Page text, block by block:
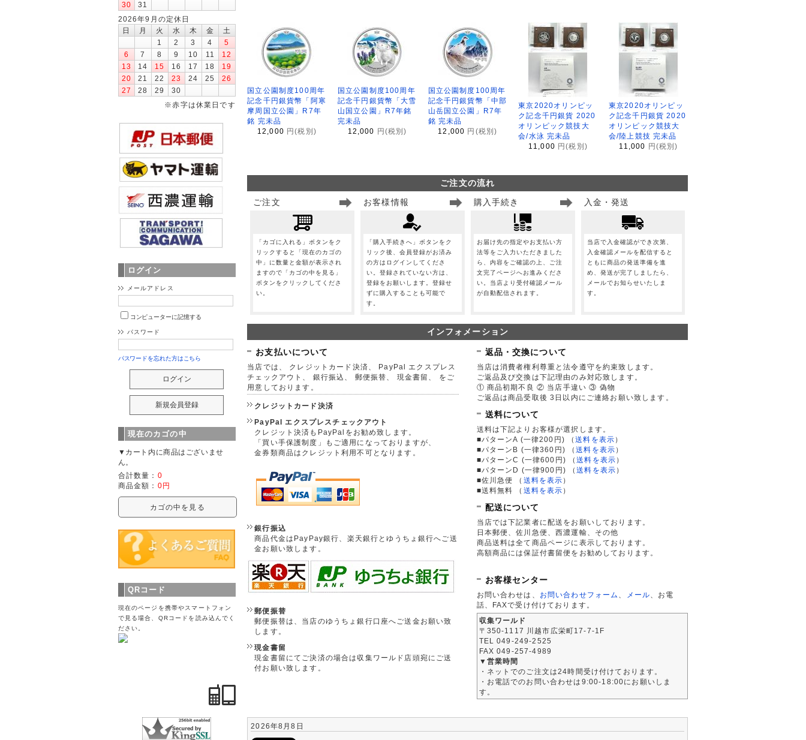
国立公園制度100周年
記念千円銀貨幣「阿寒
摩周国立公園」R7年
銘 完未品
12,000 円(税別)
国立公園制度100周年
記念千円銀貨幣「大雪
山国立公園」R7年銘
完未品
12,000
円(税別)
国立公園制度100周年
記念千円銀貨幣「中部
山岳国立公園」R7年
銘 完未品
12,000 円(税別)
東京2020オリンピッ
ク記念千円銀貨 2020
オリンピック競技大
会/水泳 完未品
11,000 円(税別)
東京2020オリンピッ
ク記念千円銀貨 2020
オリンピック競技大
会/陸上競技 完未品
11,000
円(税別)
ご注文の流れ
ご注文
「カゴに入れる」ボタンをク
リックすると「現在のカゴの
中」に数量と金額が表示され
ますので「カゴの中を見る」
ボタンをクリックしてくださ
い。
お客様情報
「購入手続きへ」ボタンをク
リック後、会員登録がお済み
の方はログインしてくださ
い。登録されていない方は、
登録をお願いします。登録せ
ずに購入することも可能で
す。
購入手続き
お届け先の指定やお支払い方
法等をご入力いただきました
ら、内容をご確認の上、ご注
文完了ページへお進みくださ
い。当店より受付確認メール
が自動配信されます。
入金・発送
当店で入金確認ができ次第、
入金確認メールを配信すると
ともに商品の発送準備を進
め、発送が完了しましたら、
メールでお知らせいたしま
す。
インフォメーション
お支払いについて
当店では、 クレジットカード決済、 PayPal エクスプレス
チェックアウト、 銀行振込、 郵便振替、 現金書留、 をご
用意しております。
クレジットカード決済
PayPal エクスプレスチェックアウト
クレジット決済もPayPalをお勧め致します。
「買い手保護制度」もご適用になっておりますが、
金券類商品はクレジット利用不可となります。
銀行振込
商品代金はPayPay銀行、楽天銀行とゆうちょ銀行へご送
金お願い致します。
郵便振替
郵便振替は、当店のゆうちょ銀行口座へご送金お願い致
します。
現金書留
現金書留にてご決済の場合は収集ワールド店頭宛にご送
付お願い致します。
返品・交換について
当店は消費者権利尊重と法令遵守を約束致します。
ご返品及び交換は下記理由のみ対応致します。
① 商品初期不良 ② 当店手違い ③ 偽物
ご返品は商品受取後 3日以内にご連絡お願い致します。
送料について
送料は下記よりお客様が選択します。
■パターンA (一律200円)
（送料を表示 ）
■パターンB (一律360円)
（送料を表示 ）
■パターンC (一律600円)
（送料を表示 ）
■パターンD (一律900円)
（送料を表示 ）
■佐川急便
（ 送料を表示 ）
■送料無料
（ 送料を表示 ）
配送について
当店では下記業者に配送をお願いしております。
日本郵便、佐川急便、西濃運輸、その他
商品送料は全て商品ページに表示しております。
高額商品には保証付書留便をお勧めしております。
お客様センター
お問い合わせは、 お問い合わせフォーム メール 、お電
話、FAXで受け付けております。
収集ワールド
〒350-1117 川越市広栄町17-7-1F
TEL 049-249-2525
FAX 049-257-4989
▼営業時間
・ネットでのご注文は24時間受け付けております。
・お電話でのお問い合わせは9:00-18:00にお願いしま
す。
2026年8月8日
30
31
2026年9月の定休日
日
月 火 水 木 金
土
1
2 3 4
5
6
7 8 9 10 11
12
13
14 15 16 17 18
19
20
21 22 23 24 25
26
27
28 29
30
※赤字は休業日です
ログイン
メールアドレス
コンピューターに記憶する
パスワード
パスワードを忘れた方はこちら
現在のカゴの中
▼カート内に商品はございませ
ん。
合計数量： 0
商品金額： 0円
カゴの中を見る
QRコード
現在のページを携帯やスマートフォン
で見る場合、QRコードを読み込んでく
ださい。